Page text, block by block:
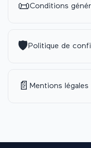
📜Conditions
🛡️Politique de
📄 Mentions légales